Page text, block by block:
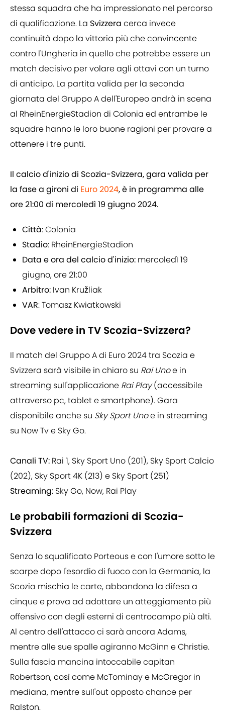
stessa squadra che ha impressionato nel percorso
di qualificazione. La Svizzera cerca invece
continuità dopo la vittoria più che convincente
contro l'Ungheria in quello che potrebbe essere un
match decisivo per volare agli ottavi con un turno
di anticipo. La partita valida per la seconda
giornata del Gruppo A dell'Europeo andrà in scena
al RheinEnergieStadion di Colonia ed entrambe le
squadre hanno le loro buone ragioni per provare a
ottenere i tre punti.
Il calcio d'inizio di Scozia-Svizzera, gara valida per
la fase a gironi di Euro 2024, è in programma alle
ore 21:00 di mercoledì 19 giugno 2024.
Città: Colonia
Stadio: RheinEnergieStadion
Data e ora del calcio d'inizio: mercoledì 19
giugno, ore 21:00
Arbitro: Ivan Kružliak
VAR: Tomasz Kwiatkowski
Dove vedere in TV Scozia-Svizzera?
Il match del Gruppo A di Euro 2024 tra Scozia e
Svizzera sarà visibile in chiaro su Rai Unoe in
streaming sull'applicazione Rai Play(accessibile
attraverso pc, tablet e smartphone). Gara
disponibile anche su Sky Sport Unoe in streaming
su Now Tv e Sky Go.
Canali TV: Rai 1, Sky Sport Uno (201), Sky Sport Calcio
(202), Sky Sport 4K (213) e Sky Sport (251)
Streaming: Sky Go, Now, Rai Play
Le probabili formazioni di Scozia-
Svizzera
Senza lo squalificato Porteous e con l'umore sotto le
scarpe dopo l'esordio di fuoco con la Germania, la
Scozia mischia le carte, abbandona la difesa a
cinque e prova ad adottare un atteggiamento più
offensivo con degli esterni di centrocampo più alti.
Al centro dell'attacco ci sarà ancora Adams,
mentre alle sue spalle agiranno McGinn e Christie.
Sulla fascia mancina intoccabile capitan
Robertson, così come McTominay e McGregor in
mediana, mentre sull'out opposto chance per
Ralston.